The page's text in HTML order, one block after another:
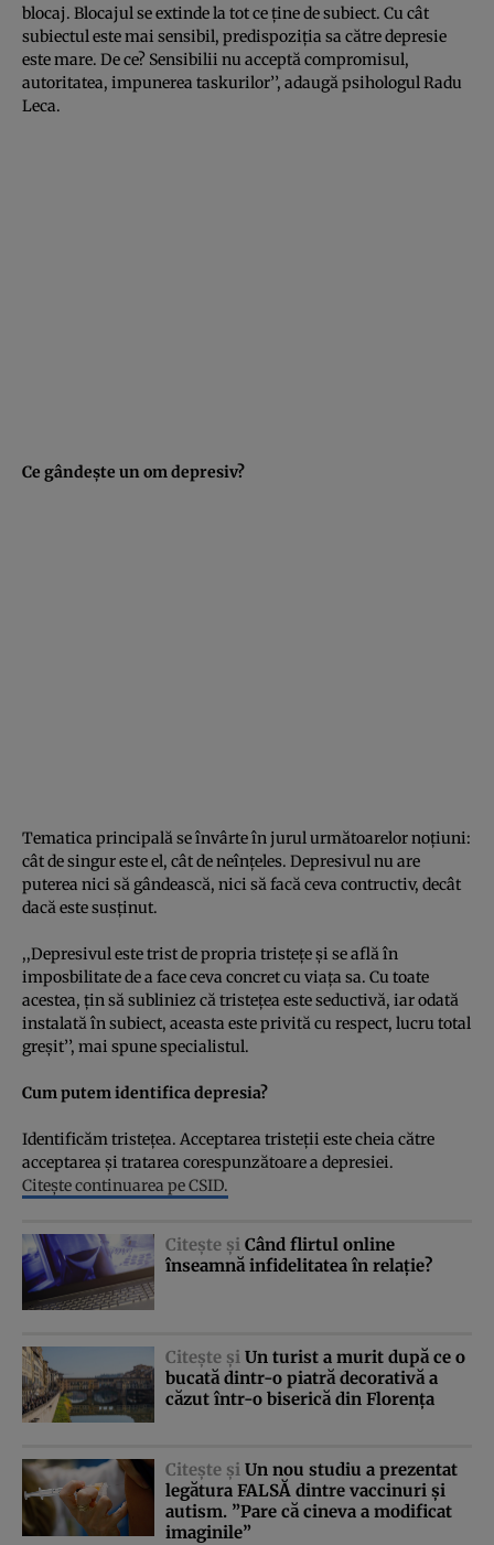
blocaj. Blocajul se extinde la tot ce ţine de subiect. Cu cât
subiectul este mai sensibil, predispoziţia sa către depresie
este mare. De ce? Sensibilii nu acceptă compromisul,
autoritatea, impunerea taskurilor’’, adaugă psihologul Radu
Leca.
Ce gândeşte un om depresiv?
Tematica principală se învârte în jurul următoarelor noţiuni:
cât de singur este el, cât de neînţeles. Depresivul nu are
puterea nici să gândească, nici să facă ceva contructiv, decât
dacă este susţinut.
,,Depresivul este trist de propria tristeţe şi se află în
imposbilitate de a face ceva concret cu viaţa sa. Cu toate
acestea, ţin să subliniez că tristeţea este seductivă, iar odată
instalată în subiect, aceasta este privită cu respect, lucru total
greşit’’, mai spune specialistul.
Cum putem identifica depresia?
Identificăm tristeţea. Acceptarea tristeţii este cheia către
acceptarea şi tratarea corespunzătoare a depresiei.
Citeşte continuarea pe CSID.
Citeşte şi Când flirtul online
înseamnă infidelitatea în relaţie?
Citeşte şi Un turist a murit după ce o
bucată dintr-o piatră decorativă a
căzut într-o biserică din Florenţa
Citeşte şi Un nou studiu a prezentat
legătura FALSĂ dintre vaccinuri şi
autism. ”Pare că cineva a modificat
imaginile”